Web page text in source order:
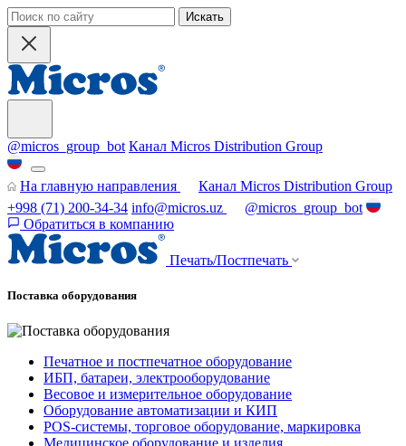
Искать
@micros_group_bot Канал Micros Distribution Group
На главную направления
Канал Micros Distribution Group
+998 (71) 200-34-34 info@micros.uz
@micros_group_bot
Обратиться в компанию
Печать/Постпечать
Поставка оборудования
Печатное и постпечатное оборудование
ИБП, батареи, электрооборудование
Весовое и измерительное оборудование
Оборудование автоматизации и КИП
POS-системы, торговое оборудование, маркировка